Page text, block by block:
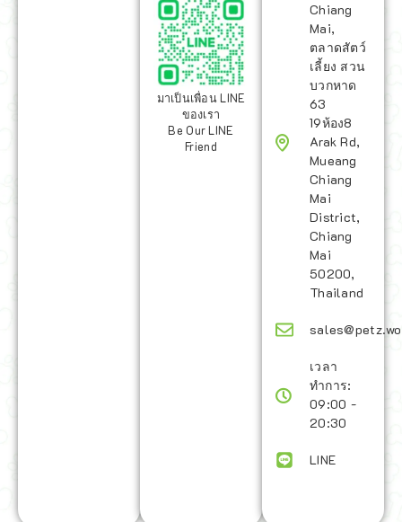
มาเป็นเพื่อน LINE
ของเรา
Be Our LINE
Friend
Chiang
Mai,
ตลาดสัตว์
เลี้ยง สวน
บวกหาด
63
19ห้อง8
Arak Rd,
Mueang
Chiang
Mai
District,
Chiang
Mai
50200,
Thailand
เวลา
ทำการ:
09:00 -
20:30
LINE